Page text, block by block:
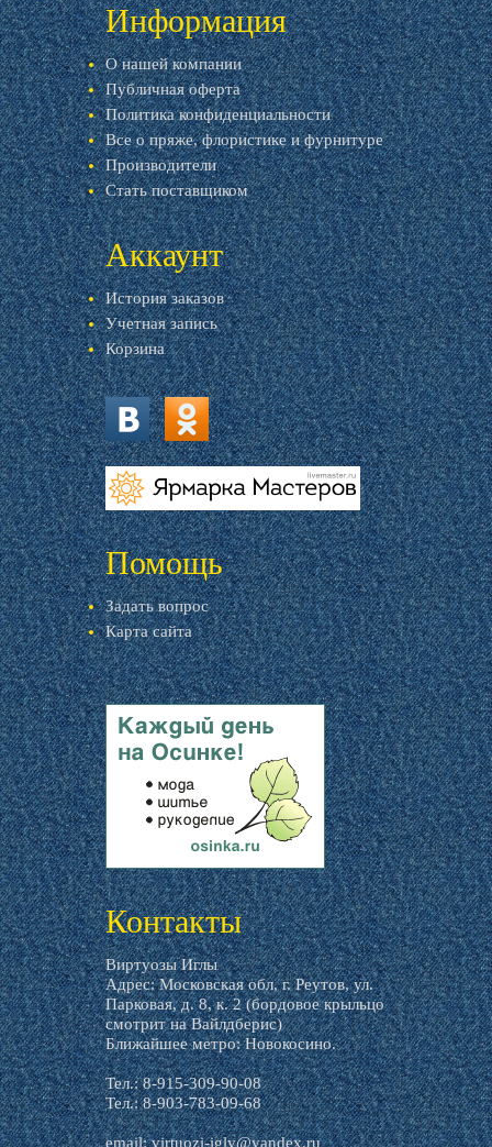
Информация
О нашей компании
Публичная оферта
Политика конфиденциальности
Все о пряже, флористике и фурнитуре
Производители
Стать поставщиком
Аккаунт
История заказов
Учетная запись
Корзина
vk.com ok.ru
livemaster.ru
Помощь
Задать вопрос
Карта сайта
livemaster.ru
Контакты
Виртуозы Иглы
Адрес: Московская обл, г. Реутов, ул.
Парковая, д. 8, к. 2 (бордовое крыльцо
смотрит на Вайлдберис)
Ближайшее метро: Новокосино.
Тел.: 8-915-309-90-08
Тел.: 8-903-783-09-68
email:virtuozi-igly@yandex.ru